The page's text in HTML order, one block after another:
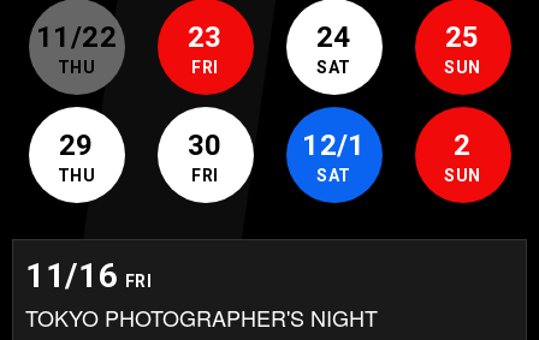
11/22
THU
23
FRI
24
SAT
25
SUN
29
THU
30
FRI
12/1
SAT
2
SUN
11/16 FRI
TOKYO PHOTOGRAPHER'S NIGHT